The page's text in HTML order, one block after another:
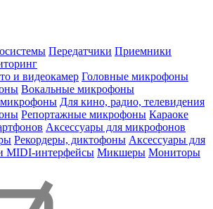
Передатчики Приемники
и видеокамер Головные микрофоны
Вокальные микрофоны
Для кино, радио, телевидения
Репортажные микрофоны Караоке
Аксессуары для микрофонов
Рекордеры, диктофоны Аксессуары для
MIDI-интерфейсы Микшеры Мониторы